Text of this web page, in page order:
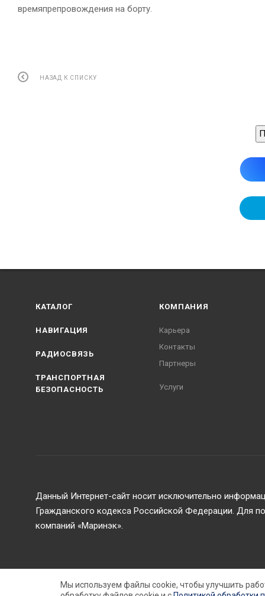
времяпрепровождения на борту.
НАЗАД К СПИСКУ
КАТАЛОГ
НАВИГАЦИЯ
РАДИОСВЯЗЬ
ТРАНСПОРТНАЯ
БЕЗОПАСНОСТЬ
КОМПАНИЯ
Карьера
Контакты
Партнеры
Услуги
Данный Интернет-сайт носит исключительно
Гражданского кодекса Российской Федерации. Для
компаний «Маринэк».
Мы используем файлы cookie, чтобы улучшить